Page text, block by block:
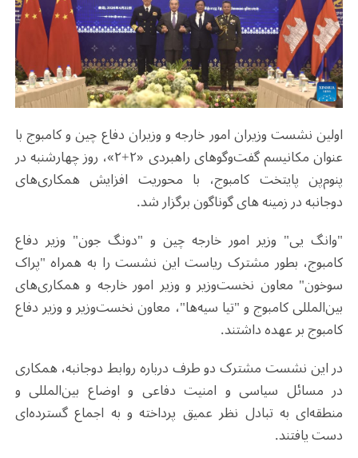
اولین نشست وزیران امور خارجه و وزیران دفاع چین و کامبوج با
عنوان مکانیسم گفت‌وگوهای راهبردی «۲+۲»، روز چهارشنبه در
پنوم‌پن پایتخت کامبوج، با محوریت افزایش همکاری‌های
دوجانبه در زمینه های گوناگون برگزار شد.
"وانگ یی" وزیر امور خارجه چین و "دونگ جون" وزیر دفاع
کامبوج، بطور مشترک ریاست این نشست را به همراه "پراک
سوخون" معاون نخست‌وزیر و وزیر امور خارجه و همکاری‌های
بین‌المللی کامبوج و "تیا سیه‌ها"، معاون نخست‌وزیر و وزیر دفاع
کامبوج بر عهده داشتند.
در این نشست مشترک دو طرف درباره روابط دوجانبه، همکاری
در مسائل سیاسی و امنیت دفاعی و اوضاع بین‌المللی و
منطقه‌ای به تبادل نظر عمیق پرداخته و به اجماع گسترده‌ای
دست یافتند.